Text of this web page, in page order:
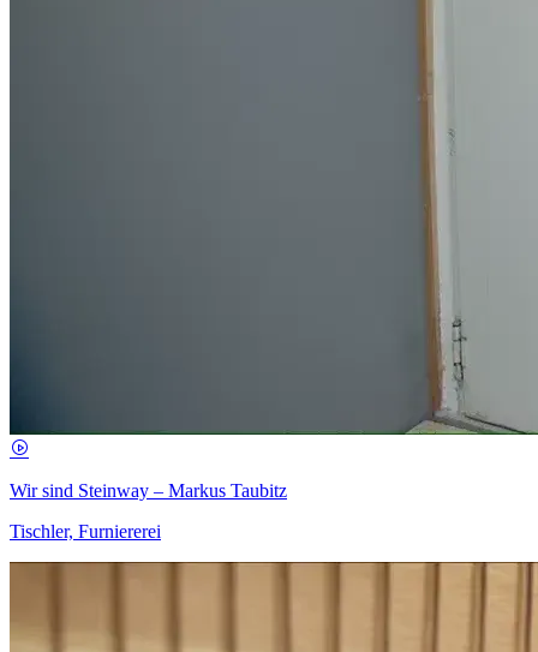
Wir sind Steinway – Markus Taubitz
Tischler, Furniererei